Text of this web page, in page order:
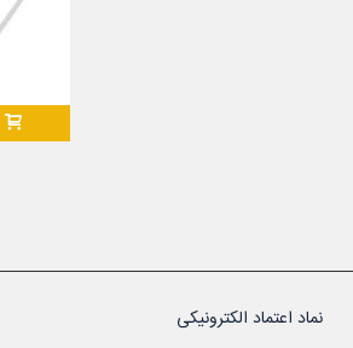
نماد اعتماد الکترونیکی